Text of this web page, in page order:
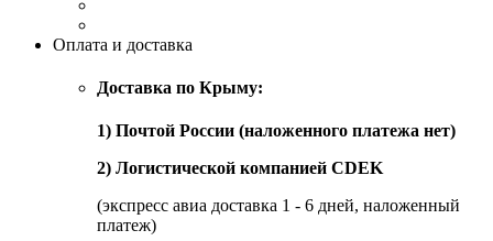
Оплата и доставка
Доставка по Крыму:
1) Почтой России (наложенного платежа нет)
2) Логистической компанией CDEK
(экспресс авиа доставка 1 - 6 дней, наложенный
платеж)